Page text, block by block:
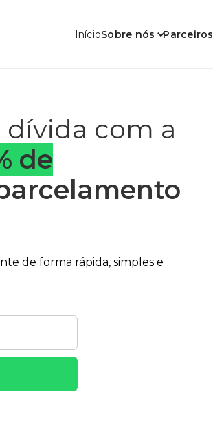
InícioSobre nós Parceiros
dívida com a
de
de forma rápida, simples e